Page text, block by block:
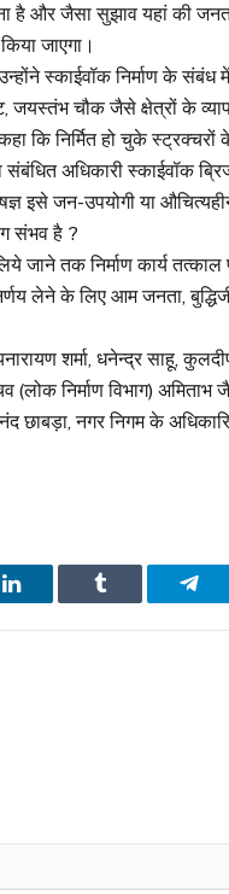
है और जैसा सुझाव यहां की
जाएगा।
स्काईवॉक निर्माण के संबंध
जयस्तंभ चौक जैसे क्षेत्रों के
कि निर्मित हो चुके स्ट्रक्चरों
संबंधित अधिकारी स्काईवॉक
इसे जन-उपयोगी या
संभव है ?
जाने तक निर्माण कार्य तत्काल
लेने के लिए आम जनता,
शर्मा, धनेन्द्र साहू,
(लोक निर्माण विभाग) अमिताभ
छाबड़ा, नगर निगम के
LinkedIn Tumblr